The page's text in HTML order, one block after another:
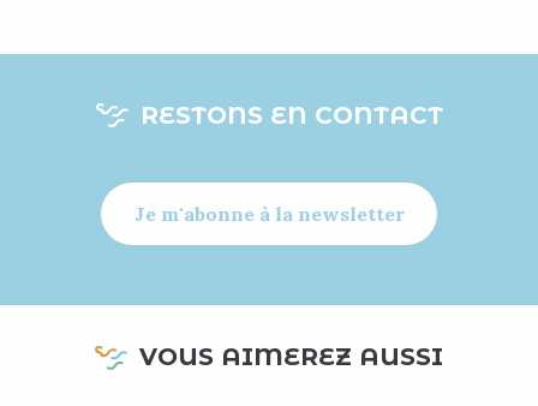
RESTONS EN CONTACT
Je m'abonne à la newsletter
VOUS AIMEREZ AUSSI